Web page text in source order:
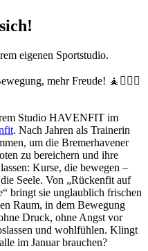
mehr Freude! 🧘🤸🏽‍♂️
Studio HAVENFIT im
. Nach Jahren als Trainerin
um die Bremerhavener
zu bereichern und ihre
Kurse, die bewegen –
Seele. Von „Rückenfit auf
bringt sie unglaublich frischen
Raum, in dem Bewegung
Druck, ohne Angst vor
und wohlfühlen. Klingt
im Januar brauchen?